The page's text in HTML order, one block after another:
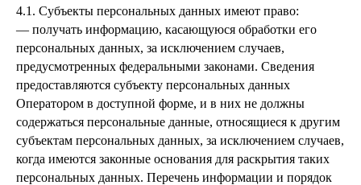
4.1. Субъекты персональных данных имеют право:
— получать информацию, касающуюся обработки его
персональных данных, за исключением случаев,
предусмотренных федеральными законами. Сведения
предоставляются субъекту персональных данных
Оператором в доступной форме, и в них не должны
содержаться персональные данные, относящиеся к другим
субъектам персональных данных, за исключением случаев,
когда имеются законные основания для раскрытия таких
персональных данных. Перечень информации и порядок